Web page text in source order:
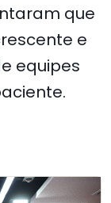
que
e
equipes